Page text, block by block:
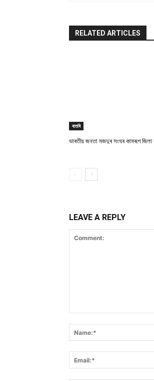
RELATED ARTICLES
বাতৰি
ভাৰতীয় জনতা মজদুৰ সংঘৰ কামৰূপ জিলা
LEAVE A REPLY